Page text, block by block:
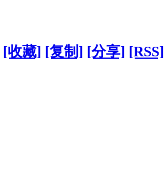
[收藏] [复制] [分享] [RSS]